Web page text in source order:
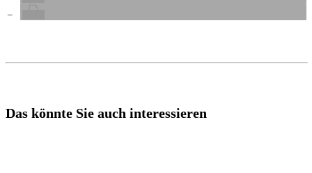
Das könnte Sie auch interessieren